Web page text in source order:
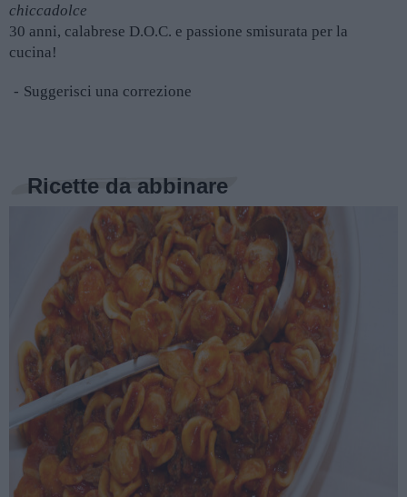
chiccadolce
30 anni, calabrese D.O.C. e passione smisurata per la
cucina!
Suggerisci una correzione
Ricette da abbinare